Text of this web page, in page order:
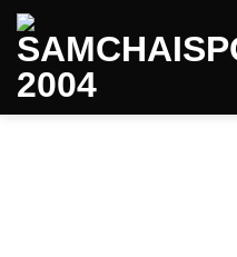
Skip
content